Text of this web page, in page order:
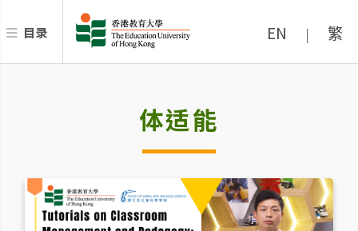
目录 EN | 繁
体适能